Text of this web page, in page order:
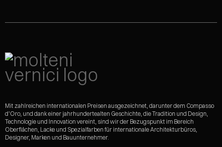
Mit zahlreichen internationalen Preisen ausgezeichnet, darunter dem Compasso
d'Oro, und dank einer jahrhundertealten Geschichte, die Tradition und Design,
Technologie und Innovation vereint, sind wir der Bezugspunkt im Bereich
Oberflächen, Lacke und Spezialfarben für internationale Architekturbüros,
Designer, Marken und Bauunternehmer.